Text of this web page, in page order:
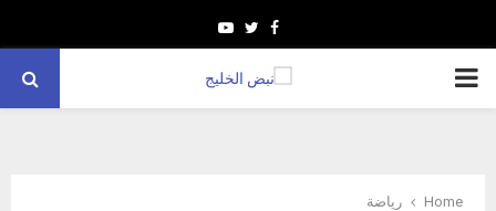
Facebook
Twitter
Youtube
PRIMARY
Home
رياضة